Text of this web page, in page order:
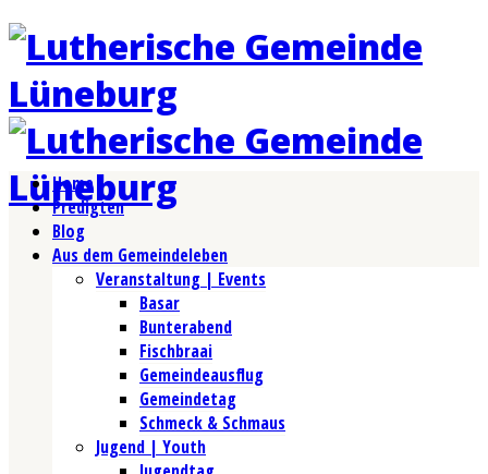
Home
Predigten
Blog
Aus dem Gemeindeleben
Veranstaltung | Events
Basar
Bunterabend
Fischbraai
Gemeindeausflug
Gemeindetag
Schmeck & Schmaus
Jugend | Youth